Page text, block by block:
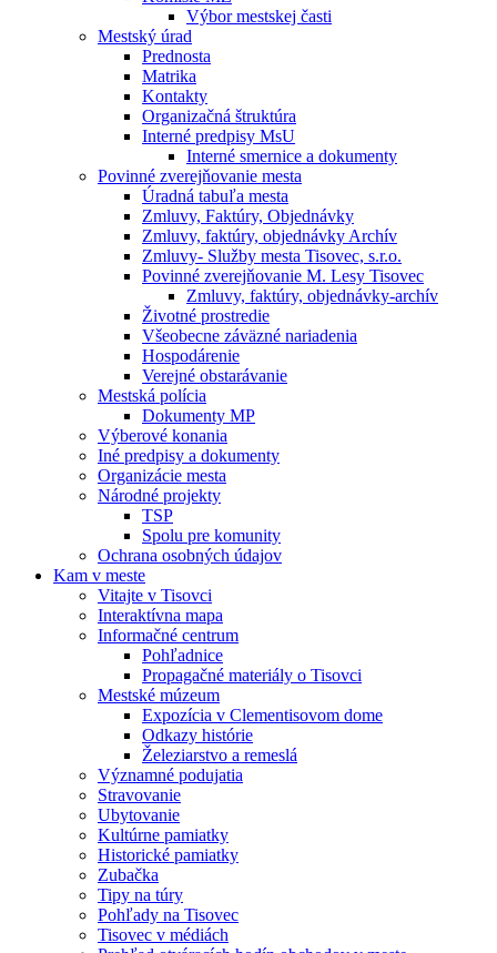
Výbor mestskej časti
Mestský úrad
Prednosta
Matrika
Kontakty
Organizačná štruktúra
Interné predpisy MsU
Interné smernice a dokumenty
Povinné zverejňovanie mesta
Úradná tabuľa mesta
Zmluvy, Faktúry, Objednávky
Zmluvy, faktúry, objednávky Archív
Zmluvy- Služby mesta Tisovec, s.r.o.
Povinné zverejňovanie M. Lesy Tisovec
Zmluvy, faktúry, objednávky-archív
Životné prostredie
Všeobecne záväzné nariadenia
Hospodárenie
Verejné obstarávanie
Mestská polícia
Dokumenty MP
Výberové konania
Iné predpisy a dokumenty
Organizácie mesta
Národné projekty
TSP
Spolu pre komunity
Ochrana osobných údajov
Kam v meste
Vitajte v Tisovci
Interaktívna mapa
Informačné centrum
Pohľadnice
Propagačné materiály o Tisovci
Mestské múzeum
Expozícia v Clementisovom dome
Odkazy histórie
Železiarstvo a remeslá
Významné podujatia
Stravovanie
Ubytovanie
Kultúrne pamiatky
Historické pamiatky
Zubačka
Tipy na túry
Pohľady na Tisovec
Tisovec v médiách